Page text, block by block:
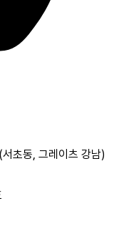
초동, 그레이츠 강남)